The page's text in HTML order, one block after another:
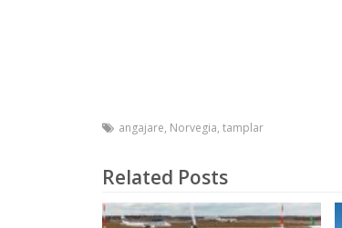
angajare, Norvegia, tamplar
Related Posts